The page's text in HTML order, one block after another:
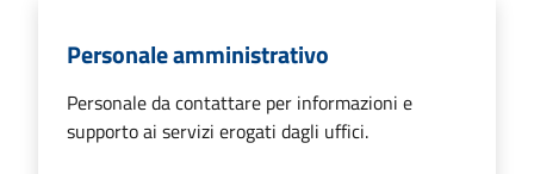
Personale amministrativo
Personale da contattare per informazioni e
supporto ai servizi erogati dagli uffici.